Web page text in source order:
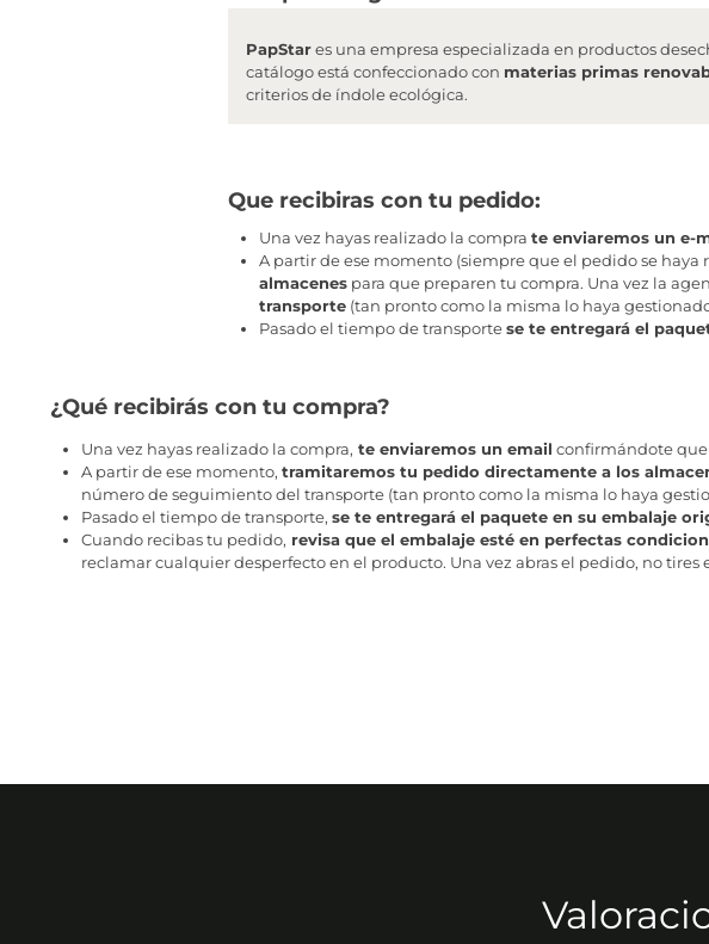
PapStares una empresa especializada en productos
catálogo está confeccionado con materias primas
criterios de índole ecológica.
Que recibiras con tu pedido:
Una vez hayas realizado la compra te enviaremos un e-
A partir de ese momento (siempre que el pedido se haya
almacenes para que preparen tu compra. Una vez la
transporte (tan pronto como la misma lo haya
Pasado el tiempo de transportese te entregará el
¿Qué recibirás con tu compra?
Una vez hayas realizado la compra, te enviaremos un email confirmándote
A partir de ese momento, tramitaremos tu pedido directamente a los
número de seguimiento del transporte (tan pronto como la misma lo haya
Pasado el tiempo de transporte, se te entregará el paquete en su embalaje
Cuando recibas tu pedido, revisa que el embalaje esté en perfectas
reclamar cualquier desperfecto en el producto. Una vez abras el pedido, no